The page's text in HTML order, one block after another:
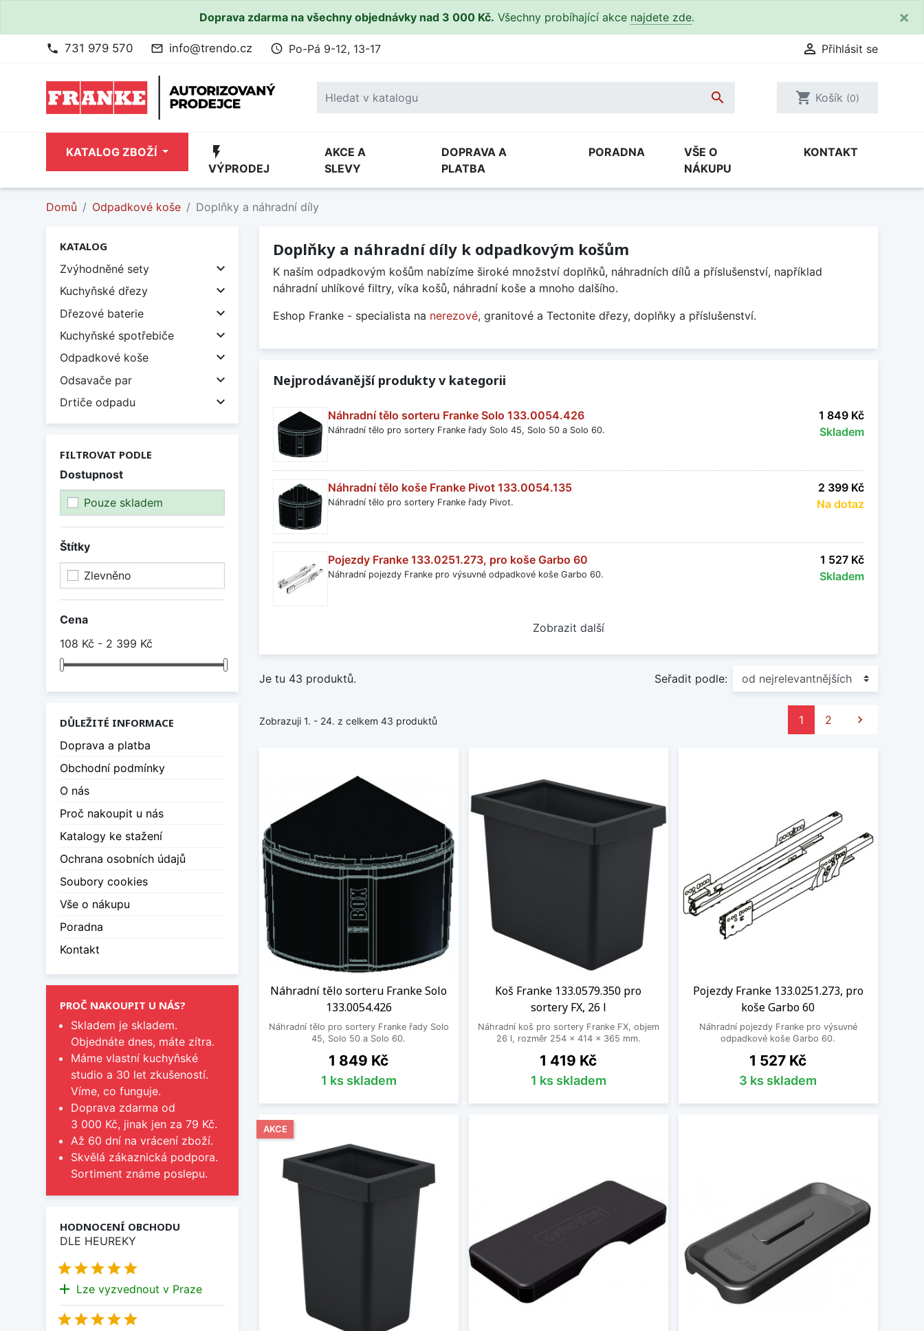
Doprava zdarma na všechny objednávky nad 3 000 Kč. Všechny probíhající akce najdete zde. ×
phone 731 979 570 mail_outline info@trendo.cz access_time Po-Pá 9-12, 13-17  Přihlásit se
 shopping_cart Košík (0)
KATALOG ZBOŽÍ flash_on
VÝPRODEJ
AKCE A
SLEVY
DOPRAVA A
PLATBA
PORADNA
VŠE O
NÁKUPU
KONTAKT
Domů Odpadkové koše Doplňky a náhradní díly
KATALOG
Zvýhodněné sety

Kuchyňské dřezy 
Dřezové baterie 
Kuchyňské spotřebiče 
Odpadkové koše 
Odsavače par 
Drtiče odpadu 
FILTROVAT PODLE
Dostupnost
Pouze skladem
Štítky
Zlevněno
Cena
108 Kč - 2 399 Kč
DŮLEŽITÉ INFORMACE
Doprava a platba
Obchodní podmínky
O nás
Proč nakoupit u nás
Katalogy ke stažení
Ochrana osobních údajů
Soubory cookies
Vše o nákupu
Poradna
Kontakt
PROČ NAKOUPIT U NÁS?
Skladem je skladem.
Objednáte dnes, máte zítra.
Máme vlastní kuchyňské
studio a 30 let zkušeností.
Víme, co funguje.
Doprava zdarma od
3 000 Kč, jinak jen za 79 Kč.
Až 60 dní na vrácení zboží.
Skvělá zákaznická podpora.
Sortiment známe poslepu.
HODNOCENÍ OBCHODU
DLE HEUREKY

add Lze vyzvednout v Praze

Doplňky a náhradní díly k odpadkovým košům
K naším odpadkovým košům nabízíme široké množství doplňků, náhradních dílů a příslušenství, například
náhradní uhlíkové filtry, víka košů, náhradní koše a mnoho dalšího.
Eshop Franke - specialista na nerezové, granitové a Tectonite dřezy, doplňky a příslušenství.
Nejprodávanější produkty v kategorii
Náhradní tělo sorteru Franke Solo 133.0054.426
Náhradní tělo pro sortery Franke řady Solo 45, Solo 50 a Solo 60.
1 849 Kč
Skladem
Náhradní tělo koše Franke Pivot 133.0054.135
Náhradní tělo pro sortery Franke řady Pivot.
2 399 Kč
Na dotaz
Pojezdy Franke 133.0251.273, pro koše Garbo 60
Náhradní pojezdy Franke pro výsuvné odpadkové koše Garbo 60.
1 527 Kč
Skladem
Zobrazit další
Je tu 43 produktů. Seřadit podle:
Zobrazuji 1. - 24. z celkem 43 produktů 1 2 Další

Náhradní tělo sorteru Franke Solo
133.0054.426
Náhradní tělo pro sortery Franke řady Solo
45, Solo 50 a Solo 60.
Cena
1 849 Kč
1 ks skladem
Koš Franke 133.0579.350 pro
sortery FX, 26 l
Náhradní koš pro sortery Franke FX, objem
26 l, rozměr 254 x 414 x 365 mm.
Cena
1 419 Kč
1 ks skladem
Pojezdy Franke 133.0251.273, pro
koše Garbo 60
Náhradní pojezdy Franke pro výsuvné
odpadkové koše Garbo 60.
Cena
1 527 Kč
3 ks skladem
AKCE